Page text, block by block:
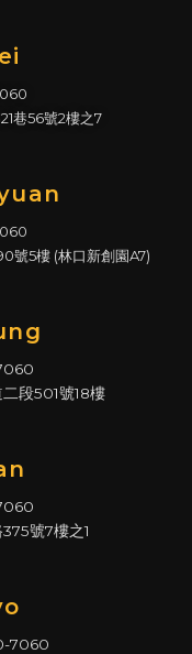
巷56號2樓之7
號5樓 (林口新創園A7)
段501號18樓
號7樓之1
7060